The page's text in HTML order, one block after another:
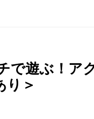
で遊ぶ！ア
り＞